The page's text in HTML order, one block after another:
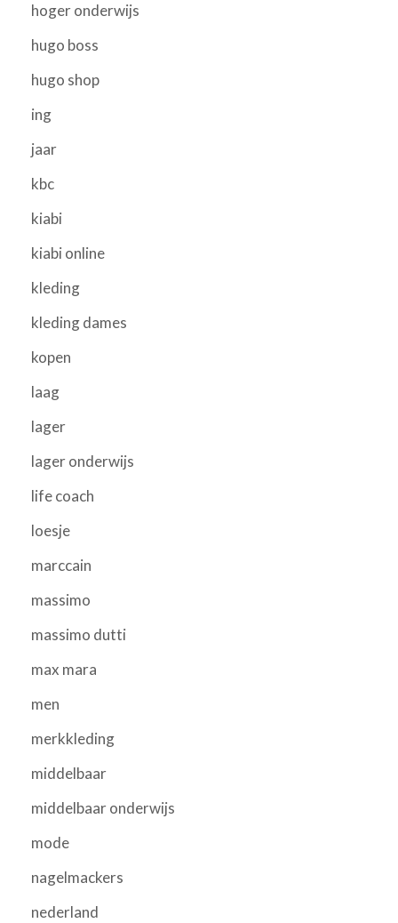
hoger onderwijs
hugo boss
hugo shop
ing
jaar
kbc
kiabi
kiabi online
kleding
kleding dames
kopen
laag
lager
lager onderwijs
life coach
loesje
marccain
massimo
massimo dutti
max mara
men
merkkleding
middelbaar
middelbaar onderwijs
mode
nagelmackers
nederland